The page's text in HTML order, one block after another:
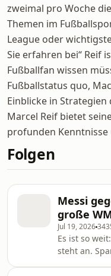
zweimal pro Woche
Themen im
League oder
Sie erfahren bei“ Reif
Fußballfan wissen
Fußballstatus quo,
Einblicke in Strategien
Marcel Reif bietet
profunden Kenntnisse
Folgen
Messi
große
Jul 19, 2026
Es ist so
steht an.